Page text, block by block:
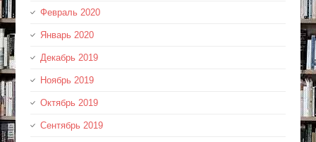
Февраль 2020
Январь 2020
Декабрь 2019
Ноябрь 2019
Октябрь 2019
Сентябрь 2019